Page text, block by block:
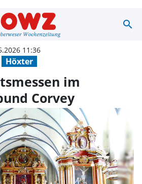
search
Höxter
11:36
im
Corvey